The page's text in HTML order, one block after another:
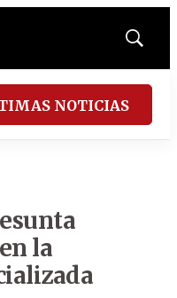
Mostrar
NOTICIAS
la